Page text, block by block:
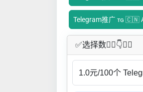
Telegram推广 ᴛɢ 🇨🇳
✅​选择数👇🏻​​👇👇🏻​​